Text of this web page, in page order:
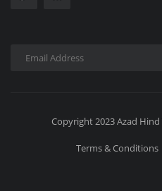
Copyright 2023 Azad Hind
Terms & Conditions